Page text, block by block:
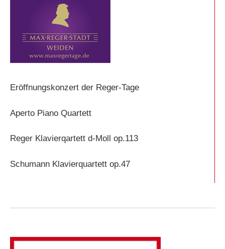
Eröffnungskonzert der Reger-Tage
Aperto Piano Quartett
Reger Klavierqartett d-Moll op.113
Schumann Klavierquartett op.47